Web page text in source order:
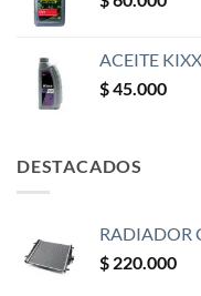
ACEITE
$45.000
DESTACADOS
RADIADOR
$ 220.000